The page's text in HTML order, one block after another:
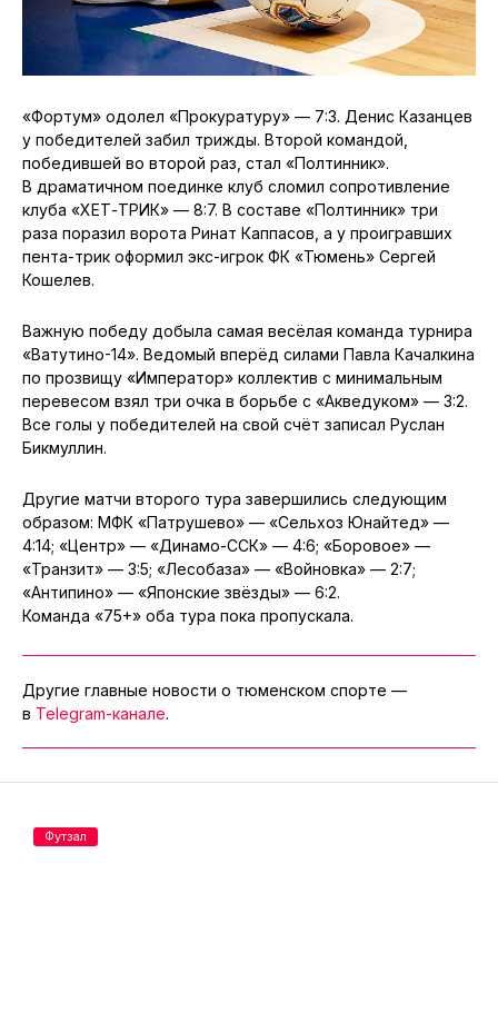
«Фортум» одолел «Прокуратуру» — 7:3. Денис Казанцев
у победителей забил трижды. Второй командой,
победившей во второй раз, стал «Полтинник».
В драматичном поединке клуб сломил сопротивление
клуба «ХЕТ-ТРИК» — 8:7. В составе «Полтинник» три
раза поразил ворота Ринат Каппасов, а у проигравших
пента-трик оформил экс-игрок ФК «Тюмень» Сергей
Кошелев.
Важную победу добыла самая весёлая команда турнира
«Ватутино-14». Ведомый вперёд силами Павла Качалкина
по прозвищу «Император» коллектив с минимальным
перевесом взял три очка в борьбе с «Акведуком» — 3:2.
Все голы у победителей на свой счёт записал Руслан
Бикмуллин.
Другие матчи второго тура завершились следующим
образом: МФК «Патрушево» — «Сельхоз Юнайтед» —
4:14; «Центр» — «Динамо-ССК» — 4:6; «Боровое» —
«Транзит» — 3:5; «Лесобаза» — «Войновка» — 2:7;
«Антипино» — «Японские звёзды» — 6:2.
Команда «75+» оба тура пока пропускала.
Другие главные новости о тюменском спорте —
в Telegram-канале.
Футзал